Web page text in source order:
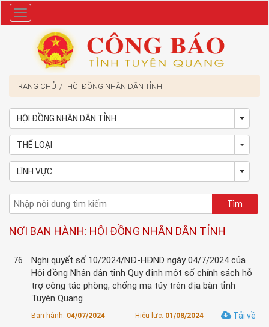
Danh
mục
TRANG CHỦ HỘI ĐỒNG NHÂN DÂN TỈNH
HỘI ĐỒNG NHÂN DÂN TỈNH
THỂ LOẠI
LĨNH VỰC
NƠI BAN HÀNH: HỘI ĐỒNG NHÂN DÂN TỈNH
76
Nghị quyết số 10/2024/NĐ-HĐND ngày 04/7/2024 của
Hội đồng Nhân dân tỉnh Quy định một số chính sách hỗ
trợ công tác phòng, chống ma túy trên địa bàn tỉnh
Tuyên Quang
Ban hành: 04/07/2024 Hiệu lực: 01/08/2024
Tải về